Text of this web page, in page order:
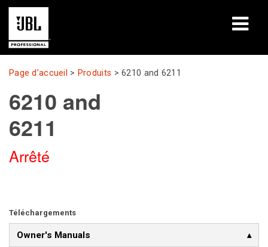
Produits
Études de cas
Sessions de formation en ligne
Formation
Où acheter et se connecter
Support
Page d’accueil > Produits >6210 and 6211
6210 and
6211
Arrêté
Téléchargements
Owner's Manuals